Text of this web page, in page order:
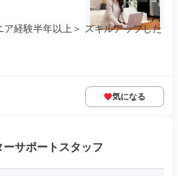
経験半年以上＞ スキルアップした
気になる
サポートスタッフ